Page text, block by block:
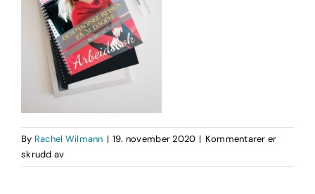
By Rachel Wilmann | 19. november 2020 | Kommentarer er
skrudd avfor
Arbeidsbok